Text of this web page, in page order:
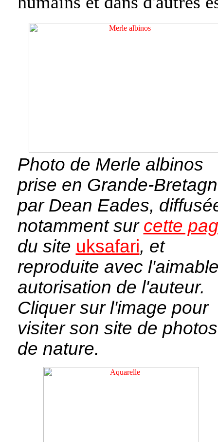
Photo de Merle albinos
prise en Grande-
par Dean Eades,
notamment sur cette
du site uksafari, et
reproduite avec
autorisation de l'auteur.
Cliquer sur l'image pour
visiter son site de photos
de nature.